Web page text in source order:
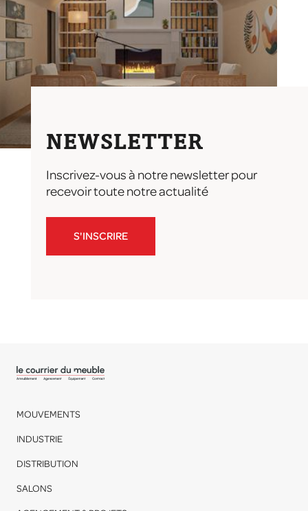
NEWSLETTER
Inscrivez-vous à notre newsletter pour
recevoir toute notre actualité
S'INSCRIRE
MOUVEMENTS
INDUSTRIE
DISTRIBUTION
SALONS